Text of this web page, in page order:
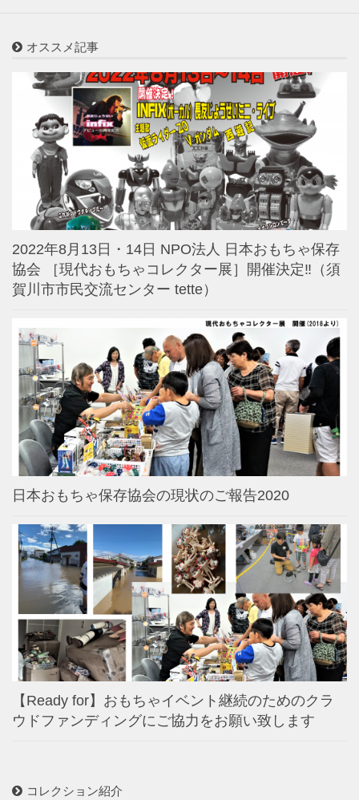
オススメ記事
2022年8月13日・14日 NPO法人 日本おもちゃ保存
協会 ［現代おもちゃコレクター展］開催決定‼️（須
賀川市市民交流センター tette）
日本おもちゃ保存協会の現状のご報告2020
【Ready for】おもちゃイベント継続のためのクラ
ウドファンディングにご協力をお願い致します
コレクション紹介